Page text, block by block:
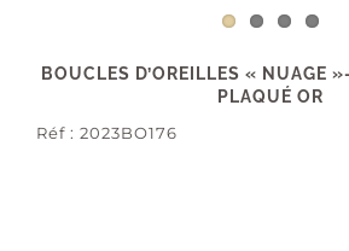
BOUCLES D’OREILLES « NUAGE
PLAQUÉ OR
Réf : 2023BO176